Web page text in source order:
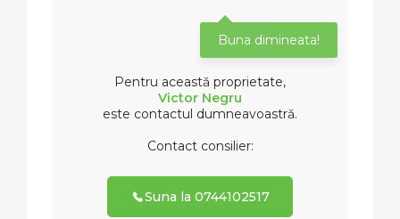
Buna dimineata!
Pentru această proprietate,
Victor Negru
este contactul dumneavoastră.
Contact consilier:
Suna la 0744102517